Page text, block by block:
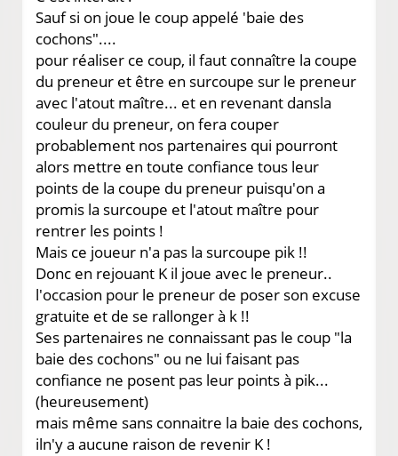
Sauf si on joue le coup appelé 'baie des
cochons"....
pour réaliser ce coup, il faut connaître la coupe
du preneur et être en surcoupe sur le preneur
avec l'atout maître... et en revenant dansla
couleur du preneur, on fera couper
probablement nos partenaires qui pourront
alors mettre en toute confiance tous leur
points de la coupe du preneur puisqu'on a
promis la surcoupe et l'atout maître pour
rentrer les points !
Mais ce joueur n'a pas la surcoupe pik !!
Donc en rejouant K il joue avec le preneur..
l'occasion pour le preneur de poser son excuse
gratuite et de se rallonger à k !!
Ses partenaires ne connaissant pas le coup "la
baie des cochons" ou ne lui faisant pas
confiance ne posent pas leur points à pik...
(heureusement)
mais même sans connaitre la baie des cochons,
iln'y a aucune raison de revenir K !